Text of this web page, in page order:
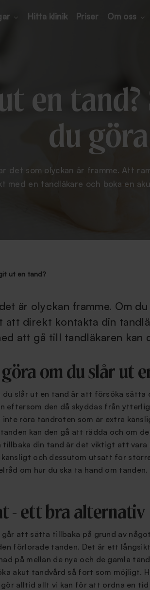
Hitta klinik Priser Om oss
en tand?
du göra
det som olyckan är framme. Att
med en tandläkare och boka en
ut en tand?
är olyckan framme. Om
att direkt kontakta din
att gå till tandläkaren kan
om du slår ut
slår ut en tand är att försöka sätta
eftersom den då skyddas från
röra tandroten som är extra
kan den gå att rädda och om
din tand är det viktigt att vara
känsligt och dessutom utsatt för
om hur du ska ta hand om tanden.
- ett bra alternativ
att sätta tillbaka på grund av
förlorade tanden. Det är ett
på mellan de nya och de gamla
akut tandvård så fort som möjligt.
gör alltid allt vi kan för att ordna en